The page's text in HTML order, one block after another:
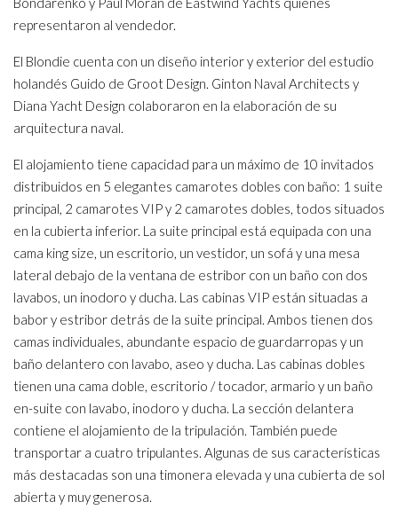
representaron al vendedor.
El Blondie cuenta con un diseño interior y exterior del estudio
holandés Guido de Groot Design. Ginton Naval Architects y
Diana Yacht Design colaboraron en la elaboración de su
arquitectura naval.
El alojamiento tiene capacidad para un máximo de 10 invitados
distribuidos en 5 elegantes camarotes dobles con baño: 1 suite
principal, 2 camarotes VIP y 2 camarotes dobles, todos situados
en la cubierta inferior. La suite principal está equipada con una
cama king size, un escritorio, un vestidor, un sofá y una mesa
lateral debajo de la ventana de estribor con un baño con dos
lavabos, un inodoro y ducha. Las cabinas VIP están situadas a
babor y estribor detrás de la suite principal. Ambos tienen dos
camas individuales, abundante espacio de guardarropas y un
baño delantero con lavabo, aseo y ducha. Las cabinas dobles
tienen una cama doble, escritorio / tocador, armario y un baño
en-suite con lavabo, inodoro y ducha. La sección delantera
contiene el alojamiento de la tripulación. También puede
transportar a cuatro tripulantes. Algunas de sus características
más destacadas son una timonera elevada y una cubierta de sol
abierta y muy generosa.